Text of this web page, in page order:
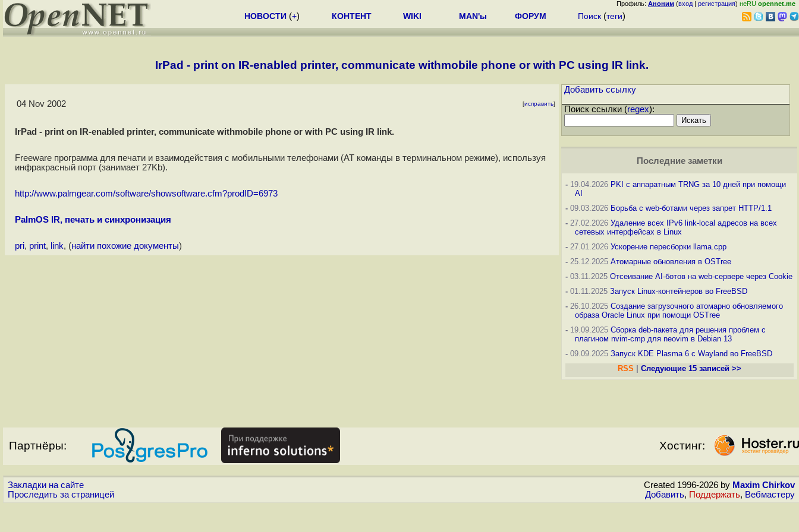
Профиль: Аноним (вход | регистрация) неRU opennet.me
НОВОСТИ (+) КОНТЕНТ WIKI MAN'ы ФОРУМ Поиск (теги)
IrPad - print on IR-enabled printer, communicate withmobile phone or with PC using IR link.
04 Nov 2002 [исправить]
IrPad - print on IR-enabled printer, communicate withmobile phone or with PC using IR link.
Freeware программа для печати и взаимодействия с мобильными телефонами (AT команды в терминальном режиме), используя
инфракрасный порт (занимает 27Kb).
http://www.palmgear.com/software/showsoftware.cfm?prodID=6973
PalmOS IR, печать и синхронизация
pri, print, link, (найти похожие документы)
Добавить ссылку
Поиск ссылки (regex):
Последние заметки
- 19.04.2026 PKI с аппаратным TRNG за 10 дней при помощи
AI
- 09.03.2026 Борьба с web-ботами через запрет HTTP/1.1
- 27.02.2026 Удаление всех IPv6 link-local адресов на всех
сетевых интерфейсах в Linux
- 27.01.2026 Ускорение пересборки llama.cpp
- 25.12.2025 Атомарные обновления в OSTree
- 03.11.2025 Отсеивание AI-ботов на web-сервере через Cookie
- 01.11.2025 Запуск Linux-контейнеров во FreeBSD
- 26.10.2025 Создание загрузочного атомарно обновляемого
образа Oracle Linux при помощи OSTree
- 19.09.2025 Сборка deb-пакета для решения проблем с
плагином nvim-cmp для neovim в Debian 13
- 09.09.2025 Запуск KDE Plasma 6 с Wayland во FreeBSD
RSS
Следующие 15 записей >>
Партнёры: Хостинг:
Закладки на сайте
Проследить за страницей
Created 1996-2026 by Maxim Chirkov
Добавить, Поддержать, Вебмастеру